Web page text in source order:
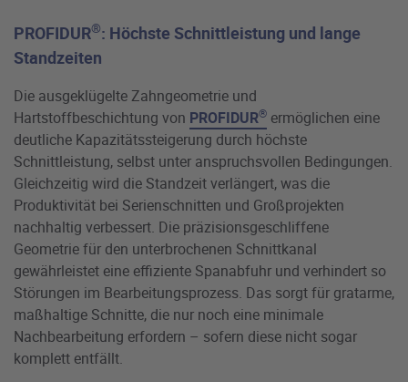
PROFIDUR®: Höchste Schnittleistung und lange
Standzeiten
Die ausgeklügelte Zahngeometrie und
Hartstoffbeschichtung von PROFIDUR® ermöglichen eine
deutliche Kapazitätssteigerung durch höchste
Schnittleistung, selbst unter anspruchsvollen Bedingungen.
Gleichzeitig wird die Standzeit verlängert, was die
Produktivität bei Serienschnitten und Großprojekten
nachhaltig verbessert. Die präzisionsgeschliffene
Geometrie für den unterbrochenen Schnittkanal
gewährleistet eine effiziente Spanabfuhr und verhindert so
Störungen im Bearbeitungsprozess. Das sorgt für gratarme,
maßhaltige Schnitte, die nur noch eine minimale
Nachbearbeitung erfordern – sofern diese nicht sogar
komplett entfällt.